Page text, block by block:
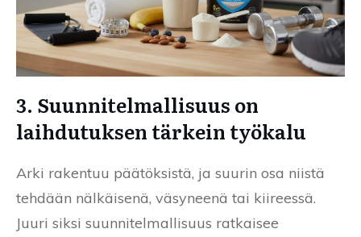
3. Suunnitelmallisuus on
laihdutuksen tärkein työkalu
Arki rakentuu päätöksistä, ja suurin osa niistä
tehdään nälkäisenä, väsyneenä tai kiireessä.
Juuri siksi suunnitelmallisuus ratkaisee